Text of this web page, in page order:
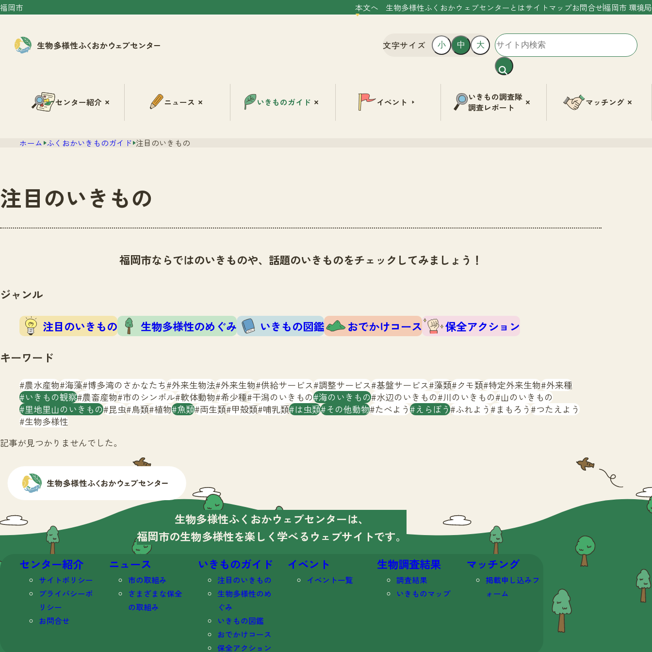
福岡市 本文へ 生物多様性ふくおかウェブセンターとはサイトマップお問合せ福岡市 環境局
文字サイズ 小 中 大
センター紹介 ニュース いきものガイド イベント
いきもの調査隊
調査レポート
マッチング
ホーム ふくおかいきものガイド 注目のいきもの
注目のいきもの
福岡市ならではのいきものや、話題のいきものをチェックしてみましょう！
ジャンル
注目のいきもの 生物多様性のめぐみ いきもの図鑑 おでかけコース
保全アクション
キーワード
農水産物 海藻 博多湾のさかなたち 外来生物法 外来生物 供給サービス 調整サービス 基盤サービス 藻類 クモ類 特定外来生物 外来種
いきもの観察 農畜産物 市のシンボル 軟体動物 希少種 干潟のいきもの 海のいきもの 水辺のいきもの 川のいきもの 山のいきもの
里地里山のいきもの 昆虫 鳥類 植物 魚類 両生類 甲殻類 哺乳類 は虫類 その他動物 たべよう えらぼう ふれよう まもろう つたえよう
生物多様性
記事が見つかりませんでした。
生物多様性ふくおかウェブセンターは、
福岡市の生物多様性を楽しく学べる ウェブサイトです。
センター紹介
サイトポリシー
プライバシーポ
リシー
お問合せ
ニュース
市の取組み
さまざまな保全
の取組み
いきものガイド
注目のいきもの
生物多様性のめ
ぐみ
いきもの図鑑
おでかけコース
保全アクション
イベント
イベント一覧
生物調査結果
調査結果
いきものマップ
マッチング
掲載申し込みフ
ォーム